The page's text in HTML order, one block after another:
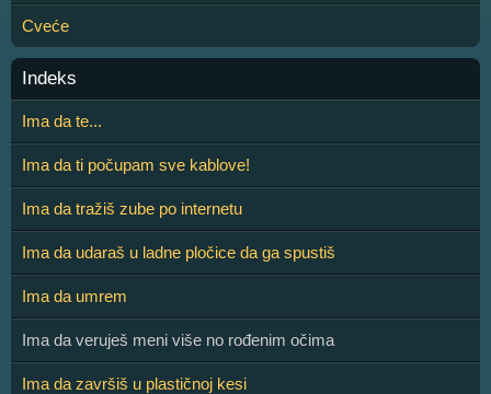
Cveće
Indeks
Ima da te...
Ima da ti počupam sve kablove!
Ima da tražiš zube po internetu
Ima da udaraš u ladne pločice da ga spustiš
Ima da umrem
Ima da veruješ meni više no rođenim očima
Ima da završiš u plastičnoj kesi